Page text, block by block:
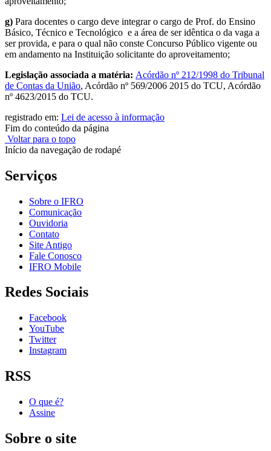
g) Para docentes o cargo deve integrar o cargo de Prof. do Ensino
Básico, Técnico e Tecnológico e a área de ser idêntica o da vaga a
ser provida, e para o qual não conste Concurso Público vigente ou
em andamento na Instituição solicitante do aproveitamento;
Legislação associada a matéria: Acórdão nº 212/1998 do Tribunal
de Contas da União, Acórdão nº 569/2006 2015 do TCU, Acórdão
nº 4623/2015 do TCU.
registrado em: Lei de acesso à informação
Fim do conteúdo da página
Voltar para o topo
Início da navegação de rodapé
Serviços
Sobre o IFRO
Comunicação
Ouvidoria
Contato
Site Antigo
Fale Conosco
IFRO Mobile
Redes Sociais
Facebook
YouTube
Twitter
Instagram
RSS
O que é?
Assine
Sobre o site